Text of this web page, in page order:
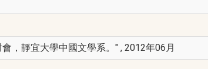
，靜宜大學中國文學系。" , 2012年06月